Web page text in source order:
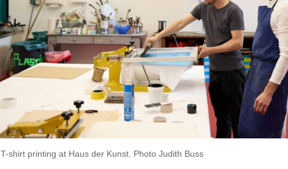
T-shirt printing at Haus der Kunst. Photo Judith Buss